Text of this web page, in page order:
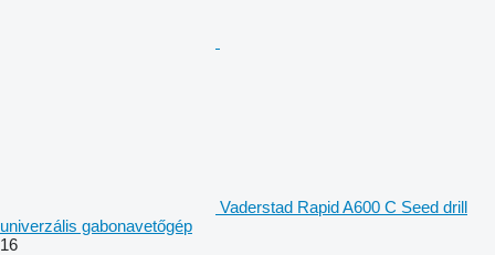
Vaderstad Rapid A600 C Seed drill
univerzális gabonavetőgép
16